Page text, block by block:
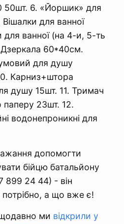
6. «Йоршик» для
Вішалки для ванної
для ванної (на 4-и, 5-ть
Дзеркала 60*40см.
для душу
Карниз+штора
душу 15шт. 11. Тримач
паперу 23шт. 12.
водонепроникні для
допомогти
бійцю батальйону
899 24 44) - він
а що вже є!
ми відкрили у